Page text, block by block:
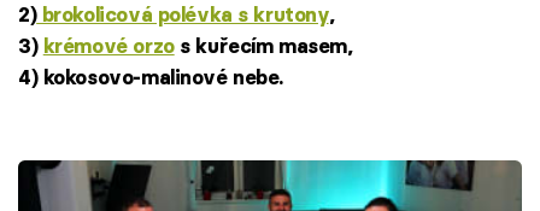
2)brokolicová polévka s krutony,
3) krémové orzos kuřecím masem,
4) kokosovo-malinové nebe.